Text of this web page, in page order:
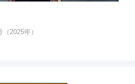
2025年）